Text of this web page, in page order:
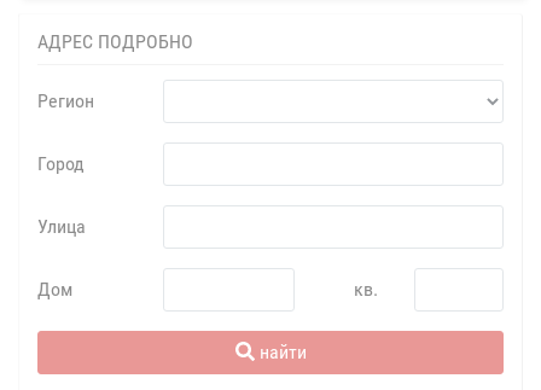
АДРЕС ПОДРОБНО
Регион
Город
Улица
Дом кв.
найти